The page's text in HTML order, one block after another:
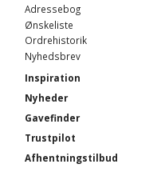
Adressebog
Ønskeliste
Ordrehistorik
Nyhedsbrev
Inspiration
Nyheder
Gavefinder
Trustpilot
Afhentningstilbud